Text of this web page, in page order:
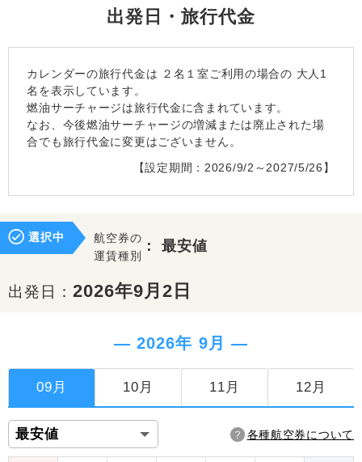
出発日・旅行代金
カレンダーの旅行代金は ２名１室 ご利用の場合の 大人1
名を表示しています。
燃油サーチャージは旅行代金に含まれています。
なお、今後燃油サーチャージの増減または廃止された場
合でも旅行代金に変更はございません。
【設定期間：2026/9/2～2027/5/26】
選択中
航空券の
運賃種別
：最安値
出発日： 2026年9月2日
― 2026年 9月 ―
09月 10月 11月 12月
各種航空券について